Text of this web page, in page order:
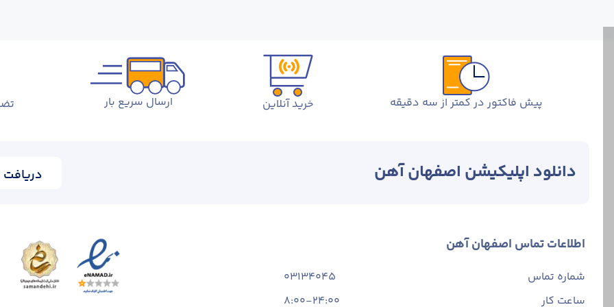
پیش فاکتور در کمتر از سه دقیقه خرید آنلاین ارسال سریع بار
دانلود اپلیکیشن اصفهان آهن دریافت
اطلاعات تماس اصفهان آهن
شماره تماس
03134045
ساعت کار
8:00-24:00